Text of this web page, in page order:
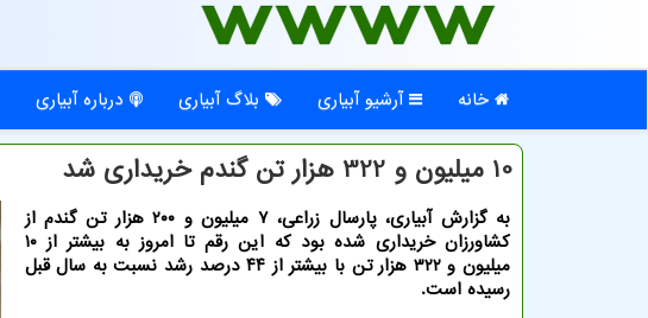
خانه آرشیو آبیاری بلاگ آبیاری درباره آبیاری
10 میلیون و 322 هزار تن گندم خریداری شد
به گزارش آبیاری، پارسال زراعی، ۷ میلیون و ۲۰۰ هزار تن گندم از
کشاورزان خریداری شده بود که این رقم تا امروز به بیشتر از ۱۰
میلیون و ۳۲۲ هزار تن با بیشتر از ۴۴ درصد رشد نسبت به سال قبل
رسیده است.